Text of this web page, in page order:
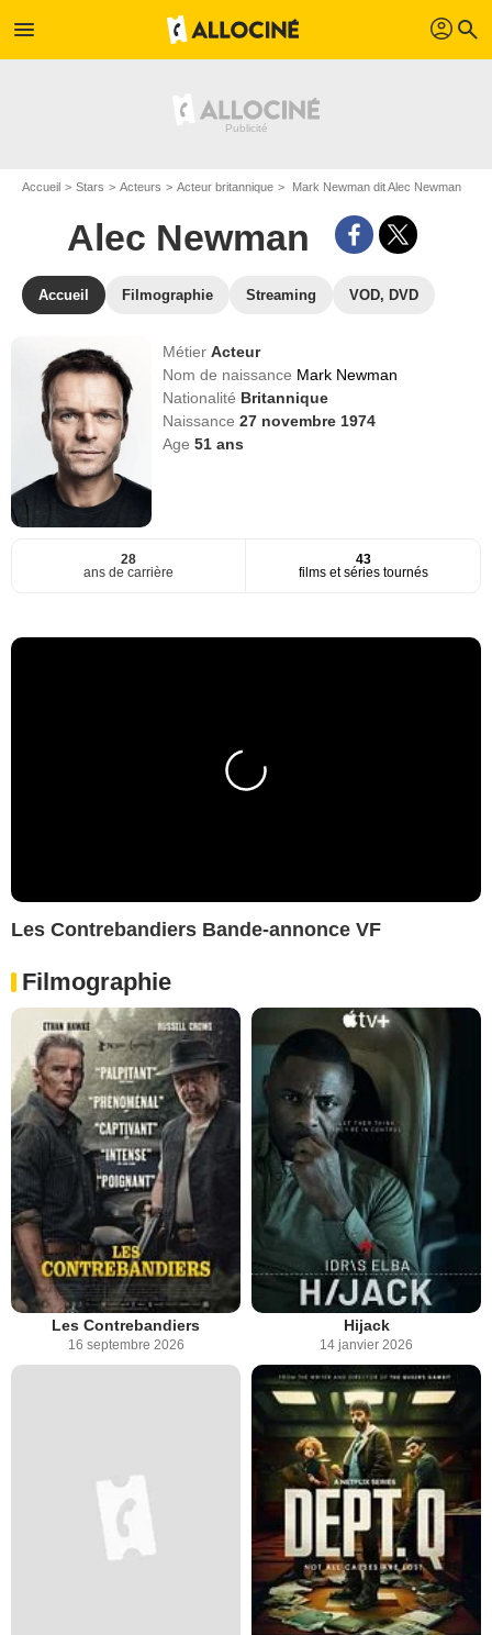
menu profil search
Accueil Stars Acteurs Acteur britannique Mark Newman dit Alec Newman
Alec Newman
Accueil Filmographie Streaming VOD, DVD
MétierActeur
Nom de naissance Mark Newman
Nationalité Britannique
Naissance27 novembre 1974
Age51 ans
28
ans de carrière
43
films et séries tournés
Les Contrebandiers Bande-annonce VF
Filmographie
Les Contrebandiers
16 septembre 2026
Hijack
14 janvier 2026